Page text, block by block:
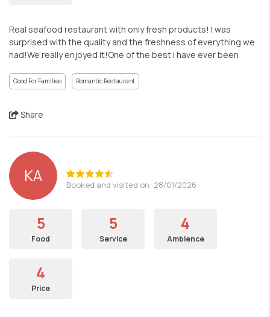
Real seafood restaurant with only fresh products! I was
surprised with the quality and the freshness of everything we
had!We really enjoyed it!One of the best i have ever been
Good For Families Romantic Restaurant
Share
KA Booked and visited on: 28/01/2026
5
Food
5
Service
4
Ambience
4
Price